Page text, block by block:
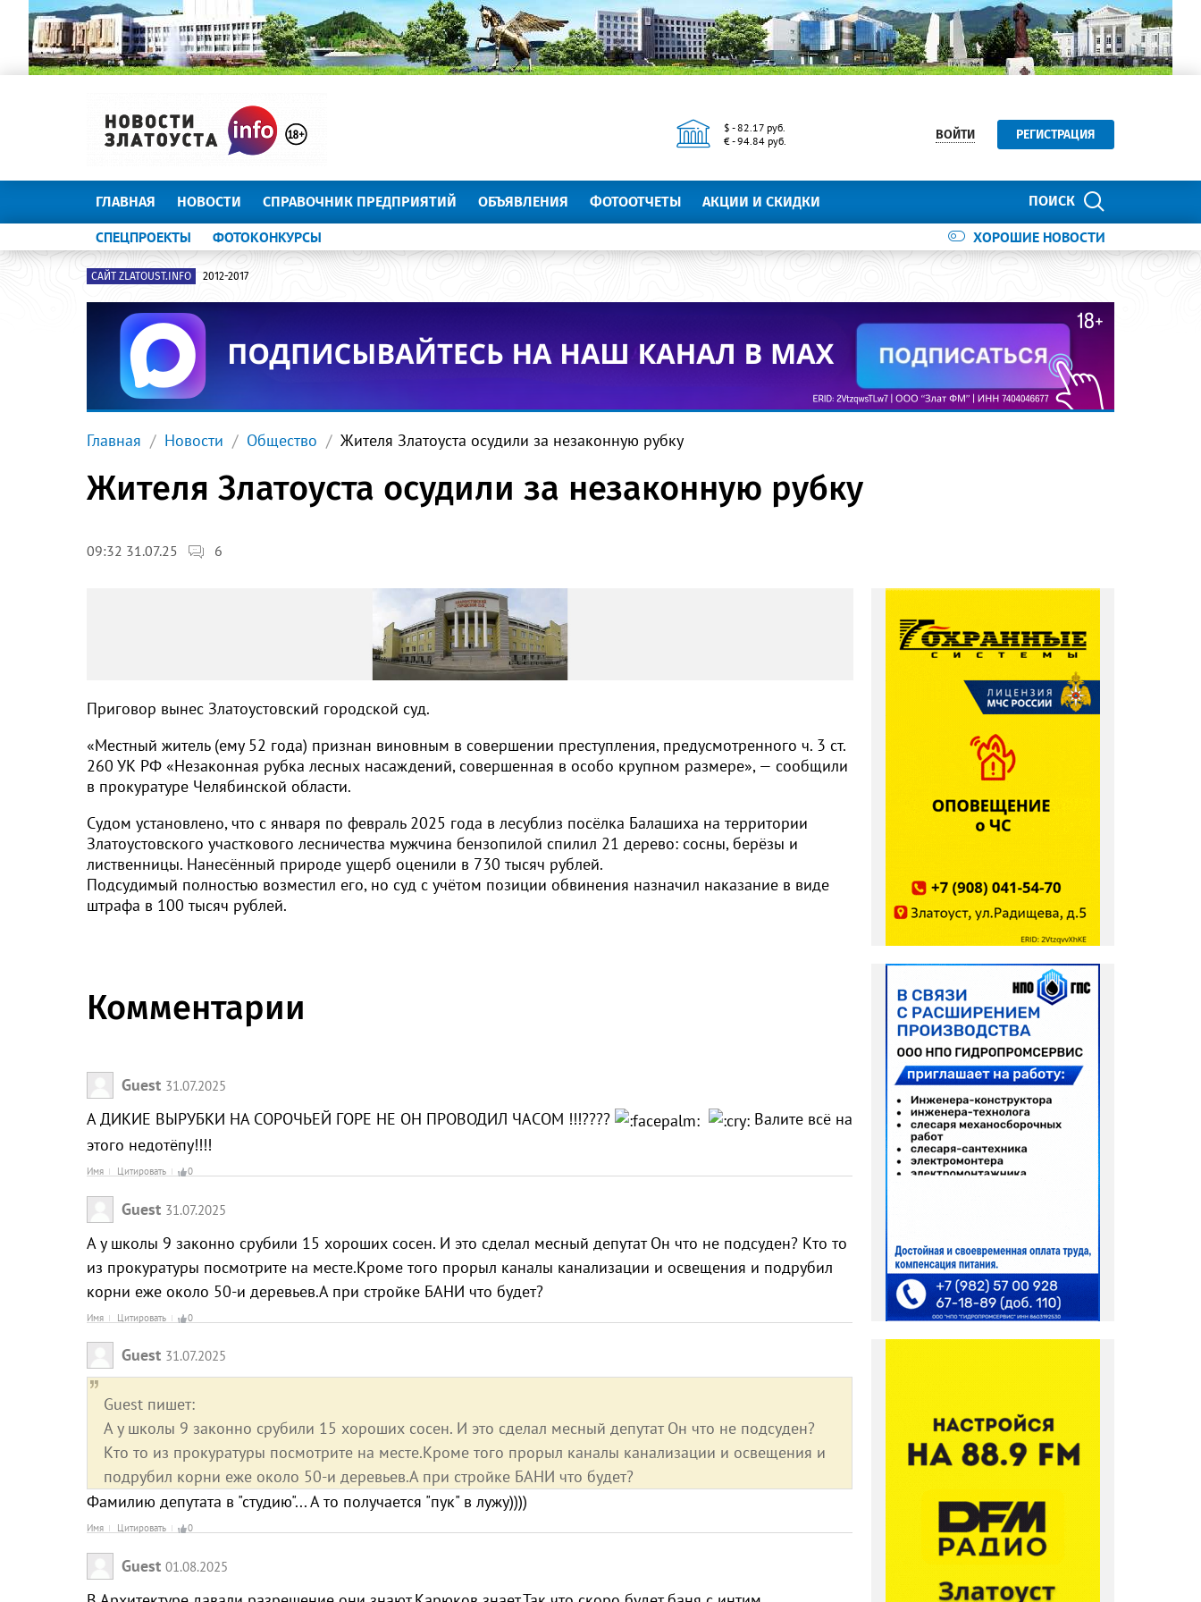
$ - 82.17 руб.
€ - 94.84 руб.
ВОЙТИ РЕГИСТРАЦИЯ
ПОИСК
ГЛАВНАЯ НОВОСТИ СПРАВОЧНИК ПРЕДПРИЯТИЙ ОБЪЯВЛЕНИЯ ФОТООТЧЕТЫ АКЦИИ И СКИДКИ
ХОРОШИЕ НОВОСТИ
СПЕЦПРОЕКТЫ ФОТОКОНКУРСЫ
САЙТ ZLATOUST.INFO 2012-2017
Главная Новости Общество Жителя Златоуста осудили за незаконную рубку
Жителя Златоуста осудили за незаконную рубку
09:32 31.07.25 6
Приговор вынес Златоустовский городской суд.
«Местный житель (ему 52 года) признан виновным в совершении преступления, предусмотренного ч. 3 ст.
260 УК РФ «Незаконная рубка лесных насаждений, совершенная в особо крупном размере», — сообщили
в прокуратуре Челябинской области.
Судом установлено, что с января по февраль 2025 года в лесублиз посёлка Балашиха на территории
Златоустовского участкового лесничества мужчина бензопилой спилил 21 дерево: сосны, берёзы и
лиственницы. Нанесённый природе ущерб оценили в 730 тысяч рублей.
Подсудимый полностью возместил его, но суд с учётом позиции обвинения назначил наказание в виде
штрафа в 100 тысяч рублей.
Комментарии
Guest 31.07.2025
А ДИКИЕ ВЫРУБКИ НА СОРОЧЬЕЙ ГОРЕ НЕ ОН ПРОВОДИЛ ЧАСОМ !!!????
Валите всё на
этого недотёпу!!!!
Имя Цитировать 0
Guest 31.07.2025
А у школы 9 законно срубили 15 хороших сосен. И это сделал месный депутат Он что не подсуден? Кто то
из прокуратуры посмотрите на месте.Кроме того прорыл каналы канализации и освещения и подрубил
корни еже около 50-и деревьев.А при стройке БАНИ что будет?
Имя Цитировать 0
Guest 31.07.2025
Guest пишет:
А у школы 9 законно срубили 15 хороших сосен. И это сделал месный депутат Он что не подсуден?
Кто то из прокуратуры посмотрите на месте.Кроме того прорыл каналы канализации и освещения и
подрубил корни еже около 50-и деревьев.А при стройке БАНИ что будет?
Фамилию депутата в "студию"... А то получается "пук" в лужу))))
Имя Цитировать 0
Guest 01.08.2025